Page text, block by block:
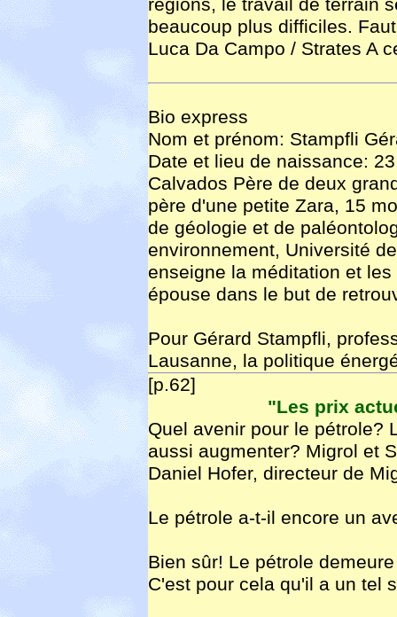
régions, le travail de terrain
beaucoup plus difficiles.
Luca Da Campo / Strates A
Bio express
Nom et prénom: Stampfli
Date et lieu de naissance:
Calvados Père de deux
père d'une petite Zara, 15
de géologie et de
environnement, Université
enseigne la méditation et
épouse dans le but de
Pour Gérard Stampfli,
Lausanne, la politique
[p.62]
"Les prix
Quel avenir pour le pétrole?
aussi augmenter? Migrol et
Daniel Hofer, directeur de
Le pétrole a-t-il encore un
Bien sûr! Le pétrole
C'est pour cela qu'il a un tel